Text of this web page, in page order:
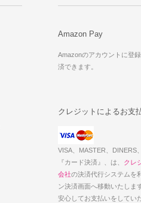
Amazon Pay
Amazonのアカウントに登
済できます。
クレジットによるお支
VISA、MASTER、DINERS
『カード決済』、は、 クレ
会社の決済代行システムを
ン決済画面へ移動いたしま
安心してお支払いをしてい